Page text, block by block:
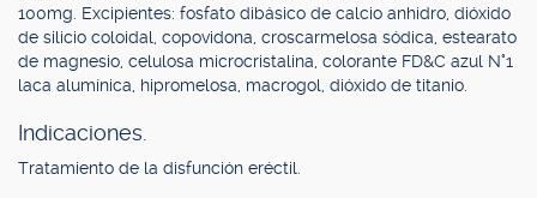
100mg. Excipientes: fosfato dibásico de calcio anhidro, dióxido
de silicio coloidal, copovidona, croscarmelosa sódica, estearato
de magnesio, celulosa microcristalina, colorante FD&C azul N°1
laca alumínica, hipromelosa, macrogol, dióxido de titanio.
Indicaciones.
Tratamiento de la disfunción eréctil.